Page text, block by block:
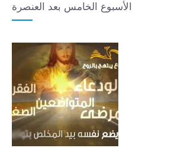
الأسبوع الخامس بعد العنصرة